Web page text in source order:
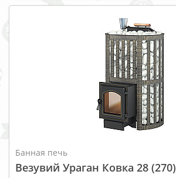
Банная печь
Везувий Ураган Ковка 28 (270)